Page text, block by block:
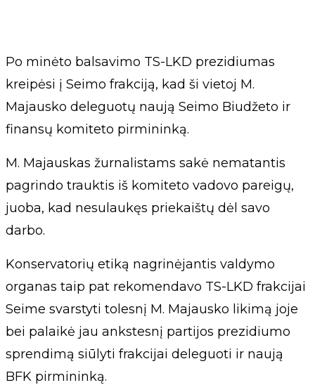
Po minėto balsavimo TS-LKD prezidiumas
kreipėsi į Seimo frakciją, kad ši vietoj M.
Majausko deleguotų naują Seimo Biudžeto ir
finansų komiteto pirmininką.
M. Majauskas žurnalistams sakė nematantis
pagrindo trauktis iš komiteto vadovo pareigų,
juoba, kad nesulaukęs priekaištų dėl savo
darbo.
Konservatorių etiką nagrinėjantis valdymo
organas taip pat rekomendavo TS-LKD frakcijai
Seime svarstyti tolesnį M. Majausko likimą joje
bei palaikė jau ankstesnį partijos prezidiumo
sprendimą siūlyti frakcijai deleguoti ir naują
BFK pirmininką.